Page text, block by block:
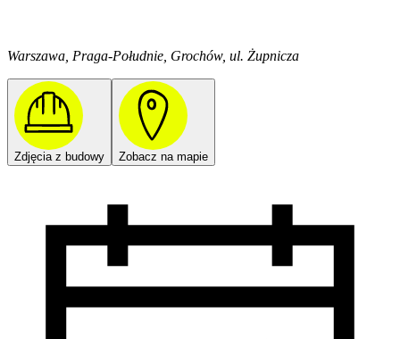
Warszawa, Praga-Południe, Grochów, ul. Żupnicza
Zdjęcia z budowy Zobacz na mapie